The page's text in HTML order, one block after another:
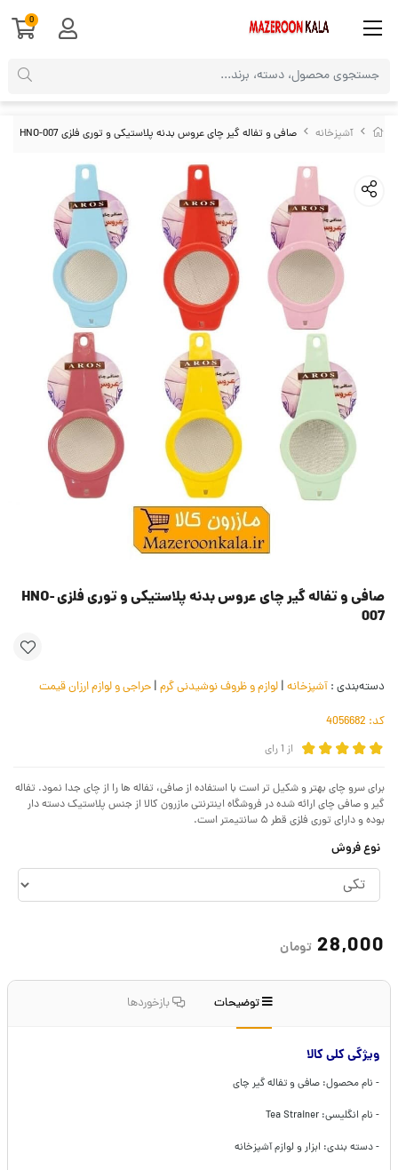
آشپزخانه صافی و تفاله گیر چای عروس بدنه پلاستیکی و توری فلزی HNO-007
صافی و تفاله گیر چای عروس بدنه پلاستیکی و توری فلزی HNO-
007
دسته‌بندی : آشپزخانه | لوازم و ظروف نوشیدنی گرم | حراجی و لوازم ارزان قیمت
کد:
از 1رای
برای سرو چای بهتر و شکیل تر است با استفاده از صافی، تفاله ها را از چای جدا نمود. تفاله
گیر و صافی چای ارائه شده در فروشگاه اینترنتی مازرون کالا از جنس پلاستیک دسته دار
بوده و دارای توری فلزی قطر ۵ سانتیمتر است.
نوع فروش
28,000 تومان
توضیحات بازخوردها
ویژگی کلی کالا
- نام محصول: صافی و تفاله گیر چای
- نام انگلیسی: Tea Strainer
- دسته بندی: ابزار و لوازم آشپزخانه
0